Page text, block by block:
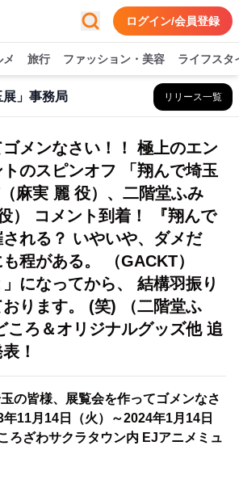
ログイン/会員登録
メ 旅行 ファッション・美容 ライフスタ
展」事務局 リリース一覧
メンなさい！！ 極上のエン
のスピンオフ 「翔んで埼玉
麻実 麗 役）、二階堂ふみ
） コメント到着！ 『翔んで
れる？ いやいや、ダメだ
程がある。 （GACKT）
」になってから、 結構羽振り
ります。 (笑) （二階堂ふ
ころ＆オリジナルグッズ他 追
！
玉の皆様、展覧会を作ってゴメンなさ
11月14日（火）～2024年1月14日
ろざわサクラタウン内 EJアニメミュ